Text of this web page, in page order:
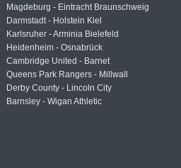
Magdeburg - Eintracht Braunschweig
Darmstadt - Holstein Kiel
Karlsruher - Arminia Bielefeld
Heidenheim - Osnabrück
Cambridge United - Barnet
Queens Park Rangers - Millwall
Derby County - Lincoln City
Barnsley - Wigan Athletic